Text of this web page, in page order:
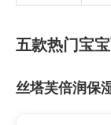
五款热门宝
丝塔芙倍润保